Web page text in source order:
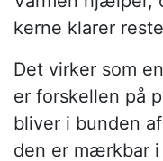
kerne klarer
Det virker som
er forskellen på
bliver i bunden
den er mærkbar